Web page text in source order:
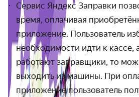
Сервис Яндекс Заправки
время, оплачивая
приложение. Пользователь
необходимости идти к кассе,
работают заправщики, то
выходить из машины. При
приложение пользователь